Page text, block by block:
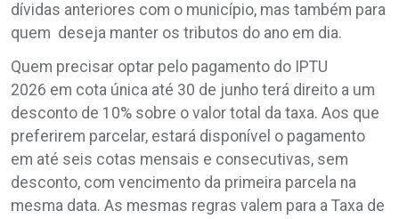
dívidas anteriores com o município, mas também para
quem deseja manter os tributos do ano em dia.
Quem precisar optar pelo pagamento do IPTU
2026 em cota única até 30 de junho terá direito a um
desconto de 10% sobre o valor total da taxa. Aos que
preferirem parcelar, estará disponível o pagamento
em até seis cotas mensais e consecutivas, sem
desconto, com vencimento da primeira parcela na
mesma data. As mesmas regras valem para a Taxa de